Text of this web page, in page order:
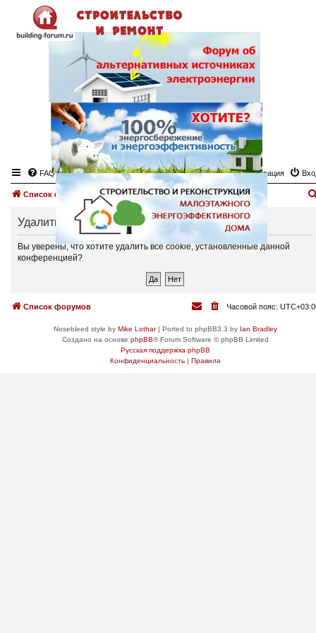
FAQ Регистрация
Список форумов
Удалить cookies
Вы уверены, что хотите удалить все cookie, установленные данной
конференцией?
Список форумов Часовой пояс:
Nosebleed style by Mike Lothar| Ported to phpBB3.3 by Ian Bradley
Создано на основе phpBB® Forum Software © phpBB Limited
Русская поддержка phpBB
Конфиденциальность| Правила